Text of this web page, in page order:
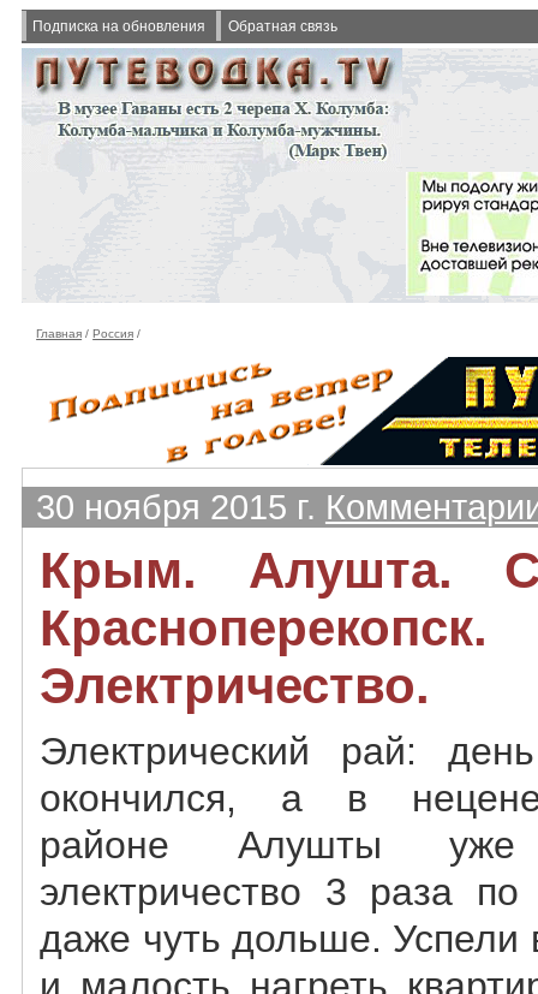
Подписка на обновления Обратная связь
Главная /Россия /
30 ноября 2015 г.
Крым. Алушта.
Электричество.
Электрический рай:
окончился, а в
районе Алушты уже
электричество 3 раза
даже чуть дольше. Успели